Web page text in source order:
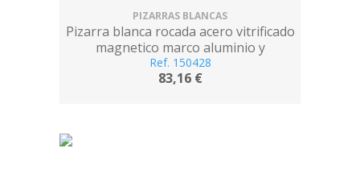
PIZARRAS BLANCAS
Pizarra blanca rocada acero vitrificado
magnetico marco aluminio y
cantoneras pvc 90x60 cm incluye
bandeja para
Ref. 150428
83,16 €